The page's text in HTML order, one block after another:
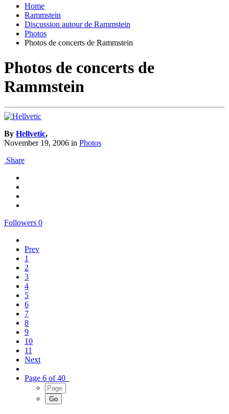
Home
Rammstein
Discussion autour de Rammstein
Photos
Photos de concerts de Rammstein
Photos de concerts de
Rammstein
By Hellvetic,
November 19, 2006 in Photos
Share
Followers 0
Prev
1
2
3
4
5
6
7
8
9
10
11
Next
Page 6 of 40